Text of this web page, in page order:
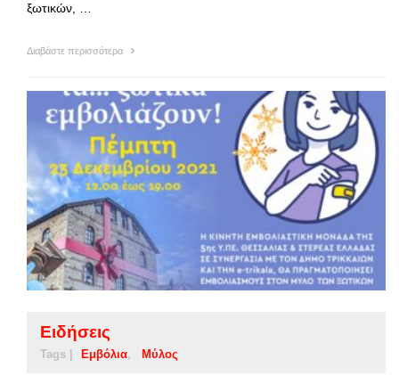
ξωτικών, …
Διαβάστε περισσότερα
Ειδήσεις
Tags | Εμβόλια Μύλος